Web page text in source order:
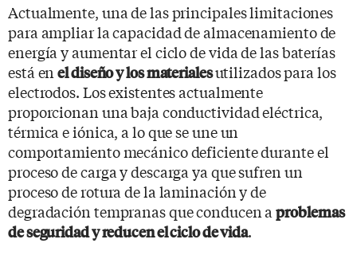
Actualmente, una de las principales limitaciones
para ampliar la capacidad de almacenamiento de
energía y aumentar el ciclo de vida de las baterías
está enel diseño y los materialesutilizados para los
electrodos. Los existentes actualmente
proporcionan una baja conductividad eléctrica,
térmica e iónica, a lo que se une un
comportamiento mecánico deficiente durante el
proceso de carga y descarga ya que sufren un
proceso de rotura de la laminación y de
degradación tempranas que conducen aproblemas
de seguridad y reducen el ciclo de vida.